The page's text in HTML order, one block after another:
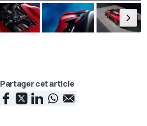
Partager cet article